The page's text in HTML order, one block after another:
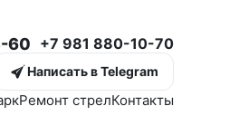
60 +7 981 880-10-70
Написать в Telegram
Ремонт стрелКонтакты